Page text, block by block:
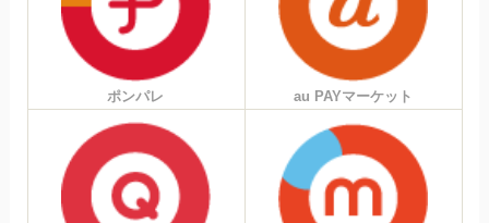
ポンパレ au PAYマーケット